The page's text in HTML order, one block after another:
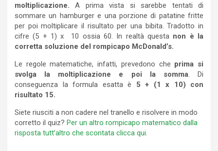
moltiplicazione. A prima vista si sarebbe tentati di
sommare un hamburger e una porzione di patatine fritte
per poi moltiplicare il risultato per una bibita. Tradotto in
cifre (5 + 1) x 10 ossia 60. In realtà questa non è la
corretta soluzione del rompicapo McDonald’s.
Le regole matematiche, infatti, prevedono che prima si
svolga la moltiplicazione e poi la somma . Di
conseguenza la formula esatta è 5 + (1 x 10) con
risultato 15.
Siete riusciti a non cadere nel tranello e risolvere in modo
corretto il quiz? Per un altro rompicapo matematico dalla
risposta tutt’altro che scontata clicca qui